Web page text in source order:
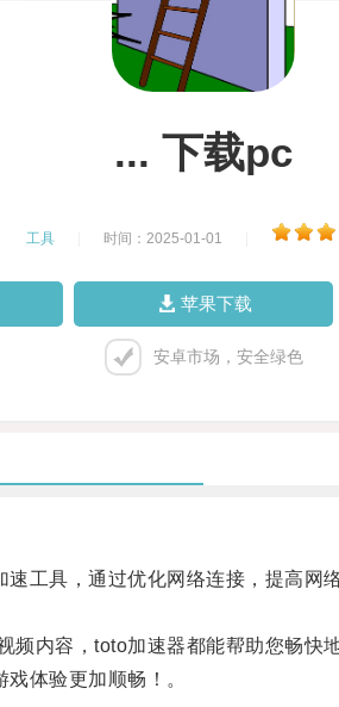
... 下载pc
工具 时间：2025-01-01
苹果下载
安卓市场，安全绿色
具，通过优化网络连接，提高网
内容，toto加速器都能帮助您畅快地
体验更加顺畅！。